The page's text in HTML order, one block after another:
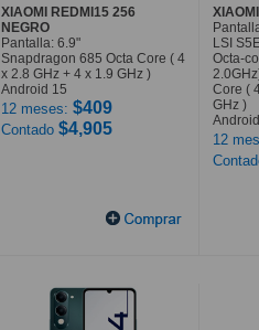
XIAOMI REDMI15 256
NEGRO
Pantalla: 6.9"
Snapdragon 685 Octa Core ( 4
x 2.8 GHz + 4 x 1.9 GHz )
Android 15
12 meses: $409
Contado $4,905
LSI
Octa-
Core (
GHz )
12